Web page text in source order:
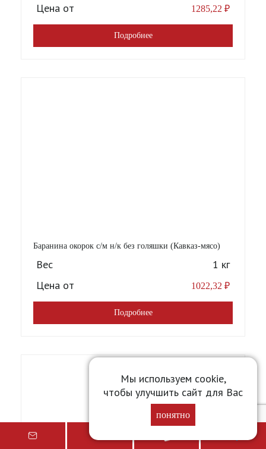
Цена от
1285,22 ₽
Подробнее
Баранина окорок с/м н/к без голяшки (Кавказ-мясо)
Вес
1 кг
Цена от
1022,32 ₽
Подробнее
Мы используем cookie,
чтобы улучшить сайт для Вас
понятно